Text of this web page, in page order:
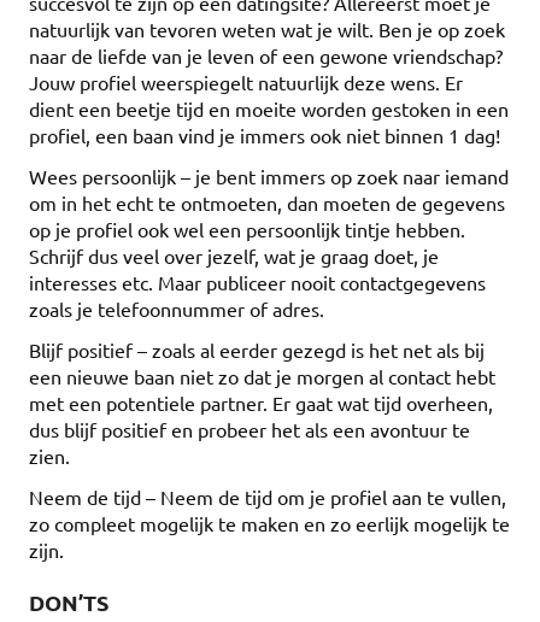
natuurlijk van tevoren weten wat je wilt. Ben je op zoek
naar de liefde van je leven of een gewone vriendschap?
Jouw profiel weerspiegelt natuurlijk deze wens. Er
dient een beetje tijd en moeite worden gestoken in een
profiel, een baan vind je immers ook niet binnen 1 dag!
Wees persoonlijk – je bent immers op zoek naar iemand
om in het echt te ontmoeten, dan moeten de gegevens
op je profiel ook wel een persoonlijk tintje hebben.
Schrijf dus veel over jezelf, wat je graag doet, je
interesses etc. Maar publiceer nooit contactgegevens
zoals je telefoonnummer of adres.
Blijf positief – zoals al eerder gezegd is het net als bij
een nieuwe baan niet zo dat je morgen al contact hebt
met een potentiele partner. Er gaat wat tijd overheen,
dus blijf positief en probeer het als een avontuur te
zien.
Neem de tijd – Neem de tijd om je profiel aan te vullen,
zo compleet mogelijk te maken en zo eerlijk mogelijk te
zijn.
DON’TS